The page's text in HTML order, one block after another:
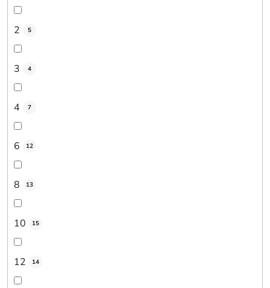
2 5
3 4
4 7
6 12
8 13
10 15
12 14